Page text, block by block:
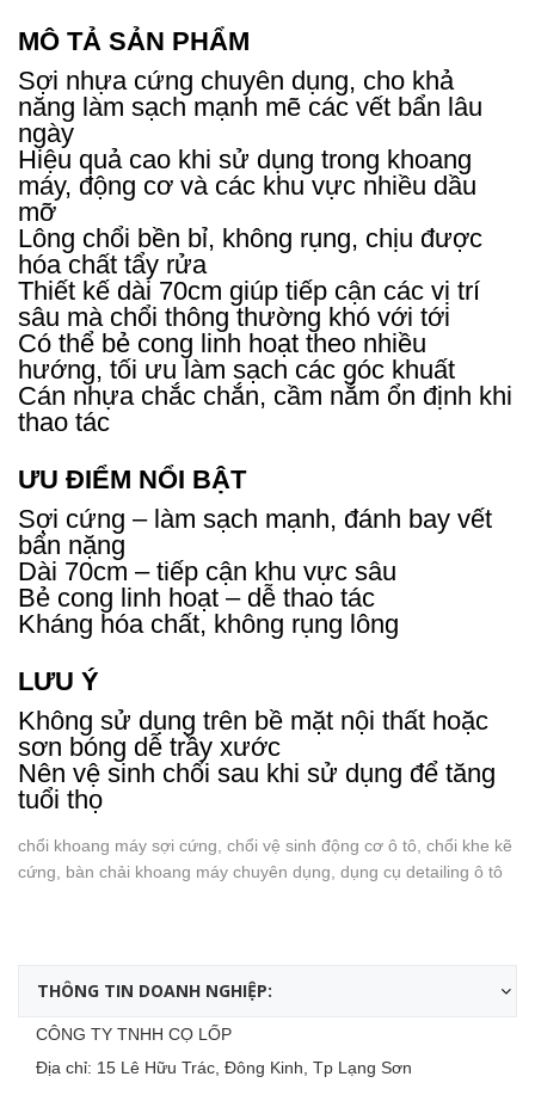
MÔ TẢ SẢN PHẨM
Sợi nhựa cứng chuyên dụng, cho khả
năng làm sạch mạnh mẽ các vết bẩn lâu
ngày
Hiệu quả cao khi sử dụng trong khoang
máy, động cơ và các khu vực nhiều dầu
mỡ
Lông chổi bền bỉ, không rụng, chịu được
hóa chất tẩy rửa
Thiết kế dài 70cm giúp tiếp cận các vị trí
sâu mà chổi thông thường khó với tới
Có thể bẻ cong linh hoạt theo nhiều
hướng, tối ưu làm sạch các góc khuất
Cán nhựa chắc chắn, cầm nắm ổn định khi
thao tác
ƯU ĐIỂM NỔI BẬT
Sợi cứng – làm sạch mạnh, đánh bay vết
bẩn nặng
Dài 70cm – tiếp cận khu vực sâu
Bẻ cong linh hoạt – dễ thao tác
Kháng hóa chất, không rụng lông
LƯU Ý
Không sử dụng trên bề mặt nội thất hoặc
sơn bóng dễ trầy xước
Nên vệ sinh chổi sau khi sử dụng để tăng
tuổi thọ
chổi khoang máy sợi cứng, chổi vệ sinh động cơ ô tô, chổi khe kẽ
cứng, bàn chải khoang máy chuyên dụng, dụng cụ detailing ô tô
THÔNG TIN DOANH NGHIỆP:
CÔNG TY TNHH CỌ LỐP
Địa chỉ: 15 Lê Hữu Trác, Đông Kinh, Tp Lạng Sơn